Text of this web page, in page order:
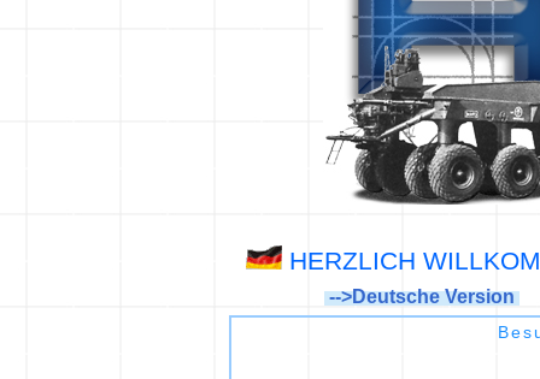
HERZLICH
-->Deutsche Version